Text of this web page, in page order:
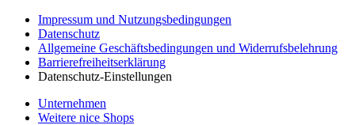
Impressum und Nutzungsbedingungen
Datenschutz
Allgemeine Geschäftsbedingungen und Widerrufsbelehrung
Barrierefreiheitserklärung
Datenschutz-Einstellungen
Unternehmen
Weitere nice Shops